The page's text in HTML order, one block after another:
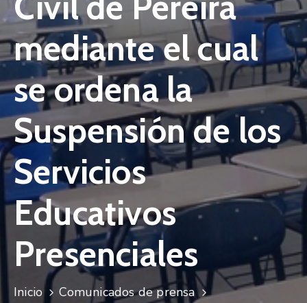
mediante el cual
se ordena la
Suspensión de los
Servicios
Educativos
Presenciales
Inicio
Comunicados de prensa